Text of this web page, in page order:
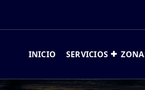
INICIO SERVICIOS